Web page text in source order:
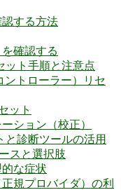
する方法
確認する
ット手順と注意点
ントローラー）リセ
ット
ション（校正）
と診断ツールの活用
スと選択肢
な症状
規プロバイダ）の利